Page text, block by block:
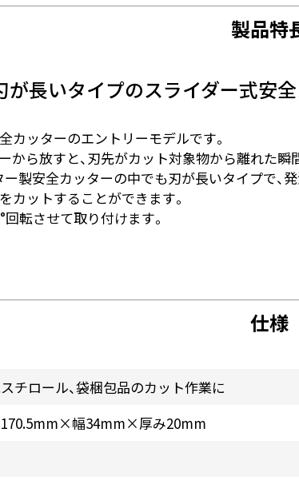
製品特
長いタイプのスライダー式安全
カッターのエントリーモデルです。
ら放すと、刃先がカット対象物から離れた瞬
製安全カッターの中でも刃が長いタイプで、
カットすることができます。
転させて取り付けます。
仕様
チロール、袋梱包品のカット作業に
幅34mm×厚み20mm